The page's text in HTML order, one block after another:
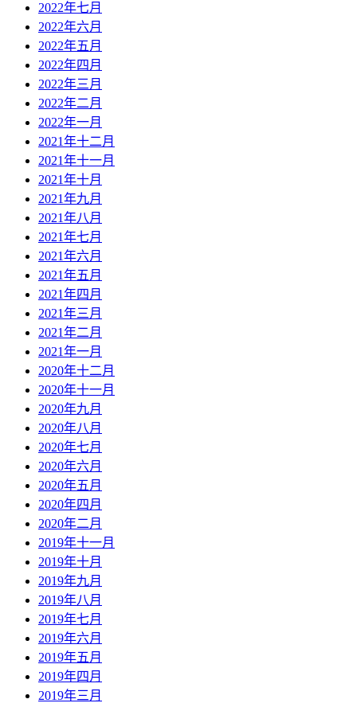
2022年七月
2022年六月
2022年五月
2022年四月
2022年三月
2022年二月
2022年一月
2021年十二月
2021年十一月
2021年十月
2021年九月
2021年八月
2021年七月
2021年六月
2021年五月
2021年四月
2021年三月
2021年二月
2021年一月
2020年十二月
2020年十一月
2020年九月
2020年八月
2020年七月
2020年六月
2020年五月
2020年四月
2020年二月
2019年十一月
2019年十月
2019年九月
2019年八月
2019年七月
2019年六月
2019年五月
2019年四月
2019年三月